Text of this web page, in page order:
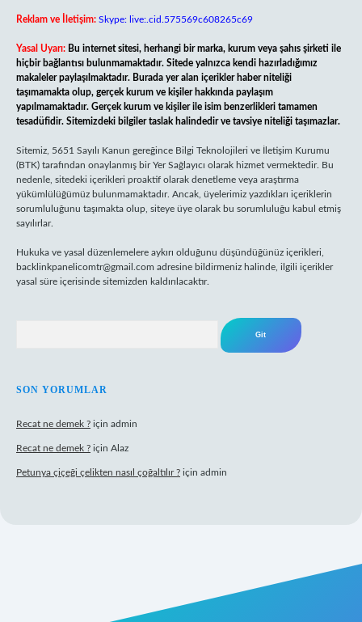
Reklam ve İletişim: Skype: live:.cid.575569c608265c69
Yasal Uyarı: Bu internet sitesi, herhangi bir marka, kurum veya şahıs şirketi ile
hiçbir bağlantısı bulunmamaktadır. Sitede yalnızca kendi hazırladığımız
makaleler paylaşılmaktadır. Burada yer alan içerikler haber niteliği
taşımamakta olup, gerçek kurum ve kişiler hakkında paylaşım
yapılmamaktadır. Gerçek kurum ve kişiler ile isim benzerlikleri tamamen
tesadüfidir. Sitemizdeki bilgiler taslak halindedir ve tavsiye niteliği taşımazlar.
Sitemiz, 5651 Sayılı Kanun gereğince Bilgi Teknolojileri ve İletişim Kurumu
(BTK) tarafından onaylanmış bir Yer Sağlayıcı olarak hizmet vermektedir. Bu
nedenle, sitedeki içerikleri proaktif olarak denetleme veya araştırma
yükümlülüğümüz bulunmamaktadır. Ancak, üyelerimiz yazdıkları içeriklerin
sorumluluğunu taşımakta olup, siteye üye olarak bu sorumluluğu kabul etmiş
sayılırlar.
Hukuka ve yasal düzenlemelere aykırı olduğunu düşündüğünüz içerikleri,
backlinkpanelicomtr@gmail.com adresine bildirmeniz halinde, ilgili içerikler
yasal süre içerisinde sitemizden kaldırılacaktır.
SON YORUMLAR
Recat ne demek ? için admin
Recat ne demek ? için Alaz
Petunya çiçeği çelikten nasıl çoğaltılır ? için admin